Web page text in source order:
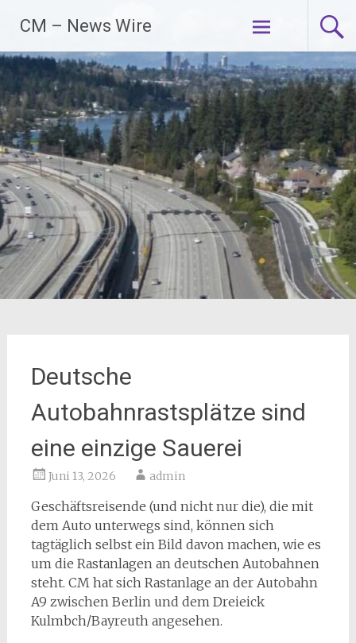
Inhalt
springen
CM – News Wire
Deutsche
Autobahnrastsplätze sind
eine einzige Sauerei
Juni 13, 2026 admin
Geschäftsreisende (und nicht nur die), die mit
dem Auto unterwegs sind, können sich
tagtäglich selbst ein Bild davon machen, wie es
um die Rastanlagen an deutschen Autobahnen
steht. CM hat sich Rastanlage an der Autobahn
A9 zwischen Berlin und dem Dreieick
Kulmbch/Bayreuth angesehen.